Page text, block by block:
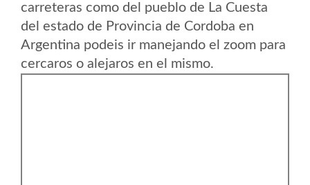
carreteras como del pueblo de La Cuesta
del estado de Provincia de Cordoba en
Argentina podeis ir manejando el zoom para
cercaros o alejaros en el mismo.